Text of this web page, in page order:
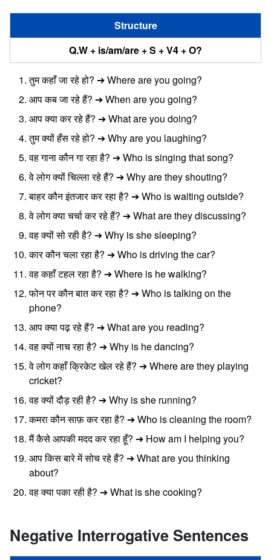
Structure
Q.W + is/am/are + S + V4 + O?
तुम कहाँ जा रहे हो? ➔ Where are you going?
आप कब जा रहे हैं? ➔ When are you going?
आप क्या कर रहे हैं? ➔ What are you doing?
तुम क्यों हँस रहे हो? ➔ Why are you laughing?
वह गाना कौन गा रहा है? ➔ Who is singing that song?
वे लोग क्यों चिल्ला रहे हैं? ➔ Why are they shouting?
बाहर कौन इंतजार कर रहा है? ➔ Who is waiting outside?
वे लोग क्या चर्चा कर रहे हैं? ➔ What are they discussing?
वह क्यों सो रही है? ➔ Why is she sleeping?
कार कौन चला रहा है? ➔ Who is driving the car?
वह कहाँ टहल रहा है? ➔ Where is he walking?
फोन पर कौन बात कर रहा है? ➔ Who is talking on the
phone?
आप क्या पढ़ रहे हैं? ➔ What are you reading?
वह क्यों नाच रहा है? ➔ Why is he dancing?
वे लोग कहाँ क्रिकेट खेल रहे हैं? ➔ Where are they playing
cricket?
वह क्यों दौड़ रही है? ➔ Why is she running?
कमरा कौन साफ़ कर रहा है? ➔ Who is cleaning the room?
मैं कैसे आपकी मदद कर रहा हूँ? ➔ How am I helping you?
आप किस बारे में सोच रहे हैं? ➔ What are you thinking
about?
वह क्या पका रही है? ➔ What is she cooking?
Negative Interrogative Sentences